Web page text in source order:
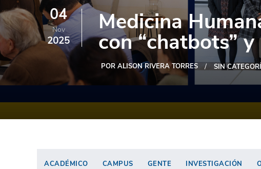
04
Nov
2025
Medicina
con “chatbots” y
POR ALISON RIVERA TORRES SIN
ACADÉMICO CAMPUS GENTE INVESTIGACIÓN